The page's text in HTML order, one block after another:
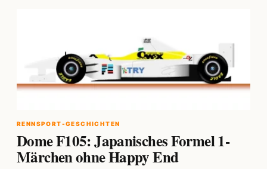
RENNSPORT-GESCHICHTEN
Dome F105: Japanisches Formel 1-
Märchen ohne Happy End